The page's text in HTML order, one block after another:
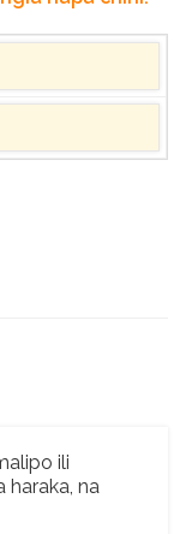
ili
haraka, na